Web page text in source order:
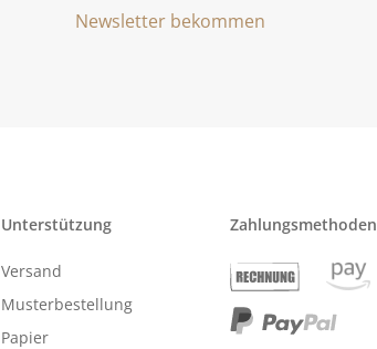
Newsletter bekommen
Unterstützung
Versand
Musterbestellung
Papier
Zahlungsmethoden